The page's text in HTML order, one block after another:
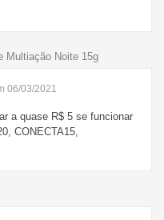
Multiação Noite 15g
06/03/2021
a quase R$ 5 se funcionar
CONECTA15,